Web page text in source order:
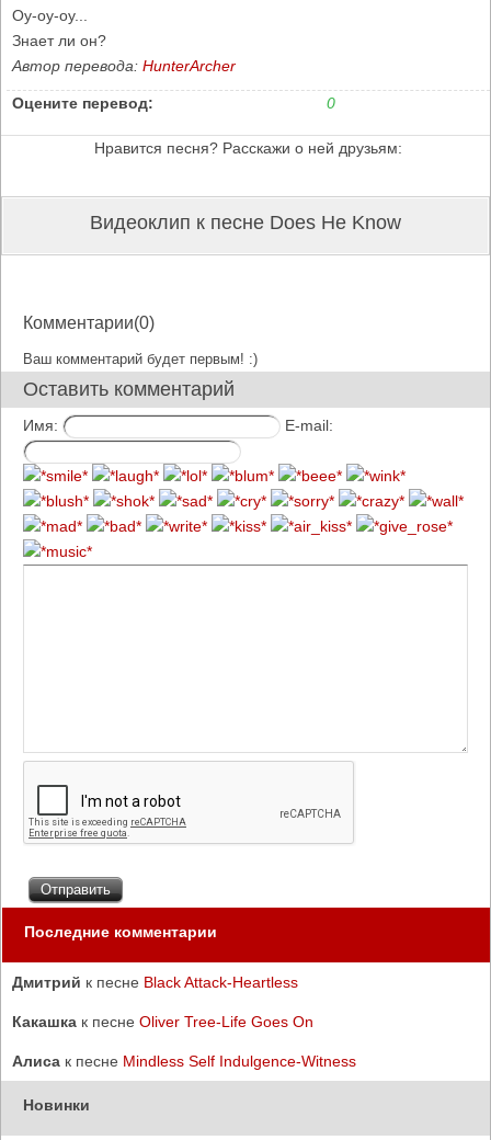
Оу-оу-оу...
Знает ли он?
Автор перевода: HunterArcher
Оцените перевод: 0
Нравится песня? Расскажи о ней друзьям:
Видеоклип к песне Does He Know
Комментарии(0)
Ваш комментарий будет первым! :)
Оставить комментарий
Имя: E-mail:
Последние комментарии
Дмитрий к песне Black Attack-Heartless
Какашка к песне Oliver Tree-Life Goes On
Алиса к песне Mindless Self Indulgence-Witness
Новинки